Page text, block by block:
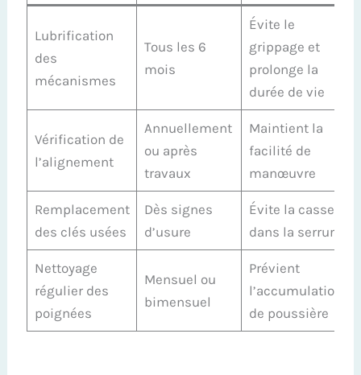
Lubrification
des
mécanismes
Tous les 6
mois
Évite le
grippage et
prolonge la
durée de vie
Vérification de
l’alignement
Annuellement
ou après
travaux
Maintient la
facilité de
manœuvre
Remplacement
des clés usées
Dès signes
d’usure
Évite la casse
dans la serrure
Nettoyage
régulier des
poignées
Mensuel ou
bimensuel
Prévient
l’accumulation
de poussière